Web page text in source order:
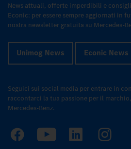
News attuali, offerte imperdibili e
Econic: per essere sempre aggiornati in
nostra newsletter gratuita su Mercedes-
Unimog News Econic News
Seguici sui social media per entrare in
raccontarci la tua passione per il
Mercedes-Benz.